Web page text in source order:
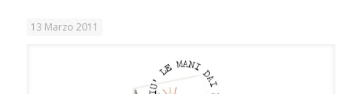
13 Marzo 2011